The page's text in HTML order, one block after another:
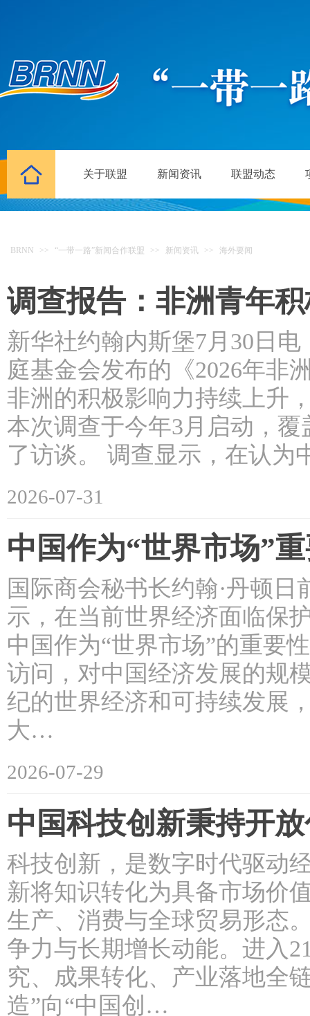
关于联盟 新闻资讯 联盟动态
BRNN >> “一带一路”新闻合作联盟 >> 新闻资讯 >> 海外要闻
调查报告：非洲青年
新华社约翰内斯堡7月30日
庭基金会发布的《2026年非
非洲的积极影响力持续上升
本次调查于今年3月启动，覆
了访谈。 调查显示，在认
2026-07-31
中国作为“世界市场”
国际商会秘书长约翰·丹顿
示，在当前世界经济面临保
中国作为“世界市场”的重要
访问，对中国经济发展的规
纪的世界经济和可持续发展
大…
2026-07-29
中国科技创新秉持开
科技创新，是数字时代驱动
新将知识转化为具备市场价
生产、消费与全球贸易形态
争力与长期增长动能。进入
究、成果转化、产业落地全
造”向“中国创…